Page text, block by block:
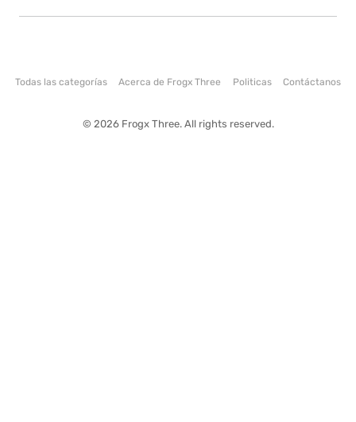
Todas las categorías Acerca de Frogx Three Politicas Contáctanos
© 2026 Frogx Three. All rights reserved.